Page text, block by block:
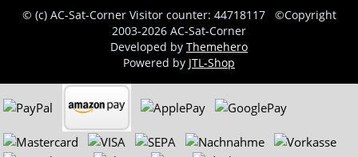
© (c) AC-Sat-CornerVisitor counter: 44718117
©Copyright
2003-2026 AC-Sat-Corner
Developed by Themehero
Powered by JTL-Shop